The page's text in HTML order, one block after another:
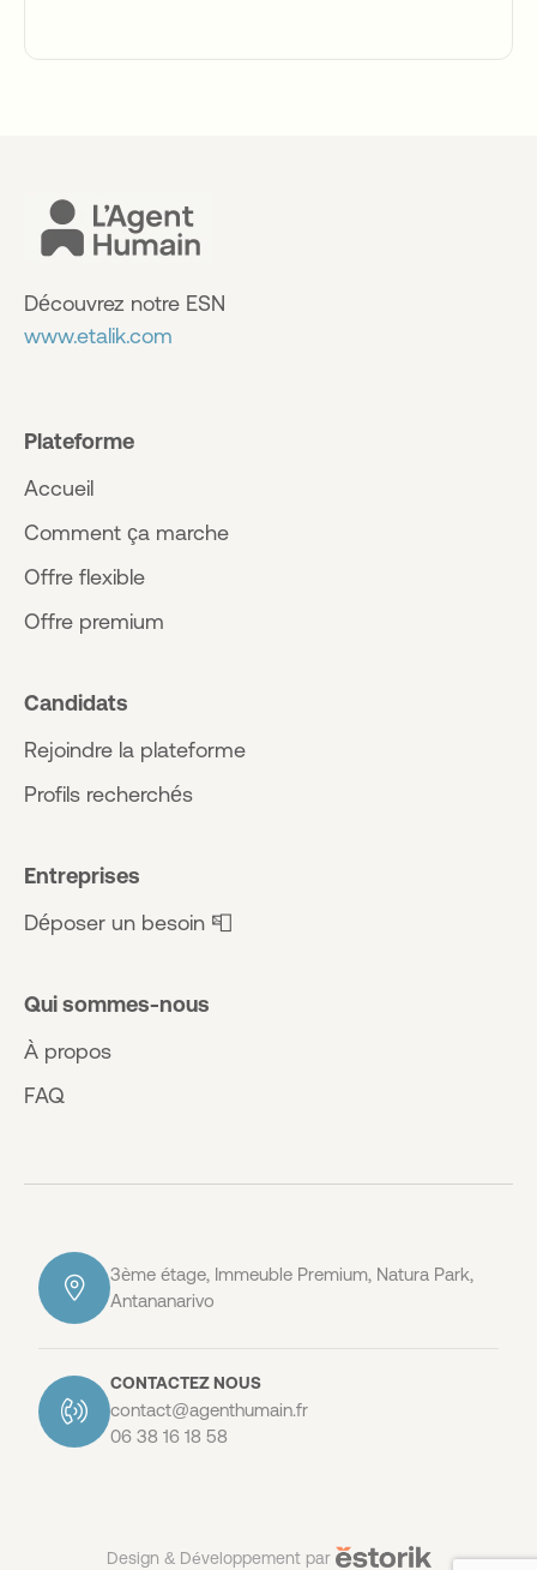
Découvrez notre ESN
www.etalik.com
Plateforme
Accueil
Comment ça marche
Offre flexible
Offre premium
Candidats
Rejoindre la plateforme
Profils recherchés
Entreprises
Déposer un besoin 📮
Qui sommes-nous
À propos
FAQ
3ème étage, Immeuble Premium, Natura Park,
Antananarivo
CONTACTEZ NOUS
contact@agenthumain.fr
06 38 16 18 58
Design & Développement par